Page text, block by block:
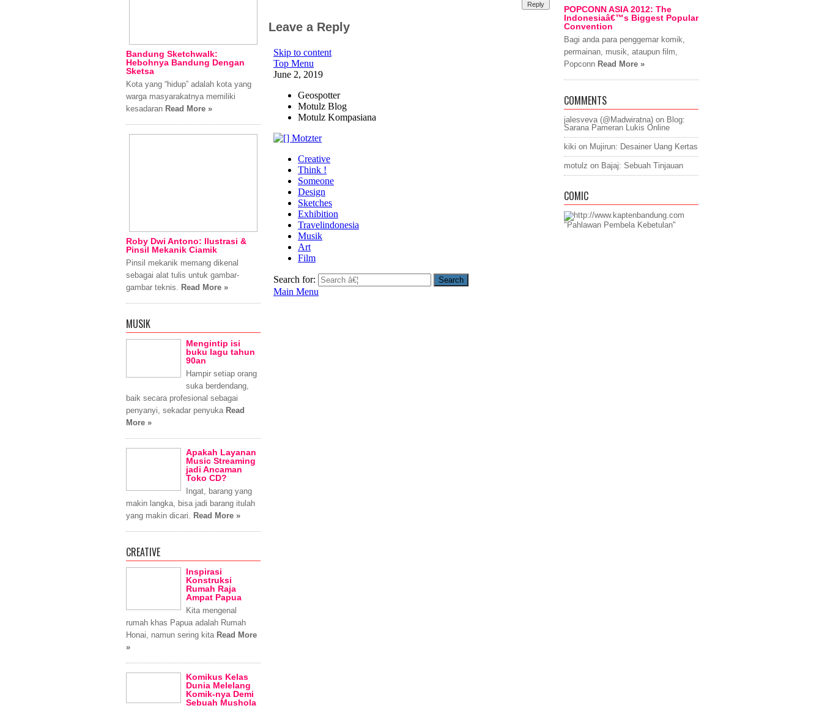
Reply
Leave a Reply
Bandung Sketchwalk:
Hebohnya Bandung Dengan
Sketsa
Kota yang “hidup” adalah kota yang
warga masyarakatnya memiliki
kesadaran Read More »
Roby Dwi Antono: Ilustrasi &
Pinsil Mekanik Ciamik
Pinsil mekanik memang dikenal
sebagai alat tulis untuk gambar-
gambar teknis.
Read More »
MUSIK
Mengintip isi
buku lagu tahun
90an
Hampir setiap orang
suka berdendang,
baik secara profesional sebagai
penyanyi, sekadar penyuka Read
More »
Apakah Layanan
Music Streaming
jadi Ancaman
Toko CD?
Ingat, barang yang
makin langka, bisa jadi barang itulah
yang makin dicari.
Read More »
CREATIVE
Inspirasi
Konstruksi
Rumah Raja
Ampat Papua
Kita mengenal
rumah khas Papua adalah Rumah
Honai, namun sering kita Read More
»
Komikus Kelas
Dunia Melelang
Komik-nya Demi
Sebuah Mushola
POPCONN ASIA 2012: The
Indonesiaâ€™s Biggest Popular
Convention
Bagi anda para penggemar komik,
permainan, musik, ataupun film,
Popconn Read More »
COMMENTS
jalesveva (@Madwiratna) on Blog:
Sarana Pameran Lukis Online
kiki on Mujirun: Desainer Uang Kertas
motulz on Bajaj: Sebuah Tinjauan
COMIC
"Pahlawan Pembela Kebetulan"